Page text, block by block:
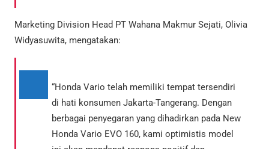
Marketing Division Head PT Wahana Makmur Sejati, Olivia
Widyasuwita, mengatakan:
“Honda Vario telah memiliki tempat tersendiri
di hati konsumen Jakarta-Tangerang. Dengan
berbagai penyegaran yang dihadirkan pada New
Honda Vario EVO 160, kami optimistis model